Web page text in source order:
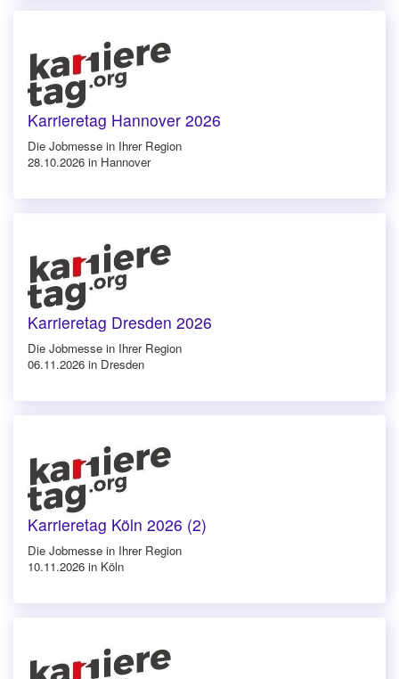
Karrieretag Hannover 2026
Die Jobmesse in Ihrer Region
28.10.2026 in Hannover
Karrieretag Dresden 2026
Die Jobmesse in Ihrer Region
06.11.2026 in Dresden
Karrieretag Köln 2026 (2)
Die Jobmesse in Ihrer Region
10.11.2026 in Köln